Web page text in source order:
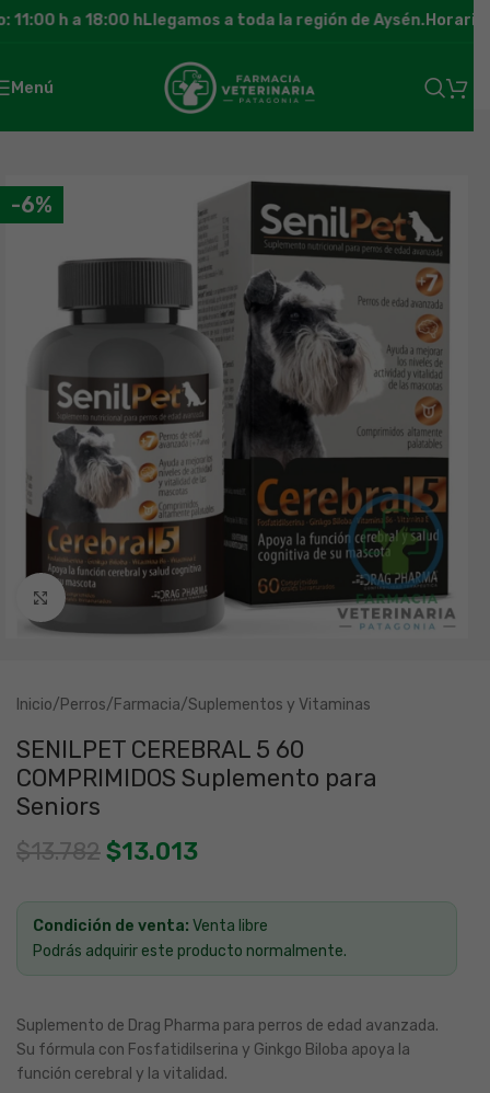
h a 18:00 h Llegamos a toda la región de Aysén.Horario
Menú
-6%
Clic para ampliar
Inicio/Perros/Farmacia/Suplementos y Vitaminas
SENILPET CEREBRAL 5 60
COMPRIMIDOS Suplemento para
Seniors
$13.782$13.013
Condición de venta: Venta libre
Podrás adquirir este producto normalmente.
Suplemento de Drag Pharma para perros de edad avanzada.
Su fórmula con Fosfatidilserina y Ginkgo Biloba apoya la
función cerebral y la vitalidad.